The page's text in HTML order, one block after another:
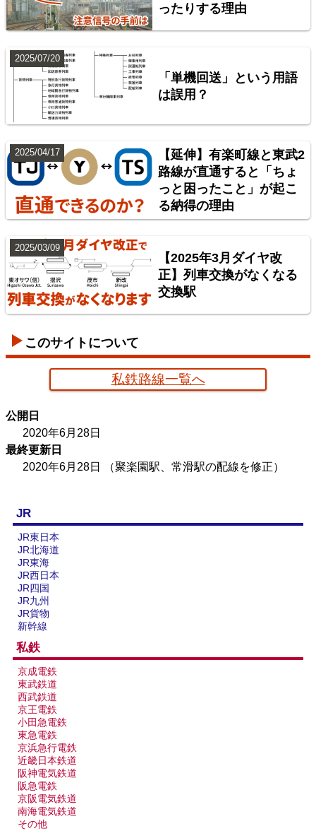
楽天市場 書泉 BOOTH
神奈川臨海鉄道配線略図 増補版
楽天市場 書泉 BOOTH
楽天市場 書泉
ったりする理由
「単機回送」という用語
は誤用？
2025/07/20
【延伸】有楽町線と東武2
路線が直通すると「ちょ
っと困ったこと」が起こ
る納得の理由
2025/04/17
【2025年3月ダイヤ改
正】列車交換がなくなる
交換駅
2025/03/09
このサイトについて
私鉄路線一覧へ
公開日
2020年6月28日
最終更新日
2020年6月28日
（聚楽園駅、常滑駅の配線を修正）
JR
JR東日本
JR北海道
JR東海
JR西日本
JR四国
JR九州
JR貨物
新幹線
私鉄
京成電鉄
東武鉄道
西武鉄道
京王電鉄
小田急電鉄
東急電鉄
京浜急行電鉄
近畿日本鉄道
阪神電気鉄道
阪急電鉄
京阪電気鉄道
南海電気鉄道
その他